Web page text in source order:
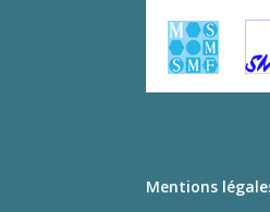
Mentions